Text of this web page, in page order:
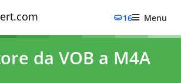
16 Menu
da VOB a M4A